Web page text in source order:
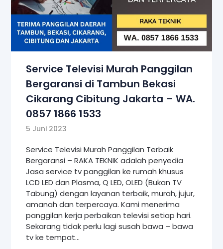
Service Televisi Murah Panggilan
Bergaransi di Tambun Bekasi
Cikarang Cibitung Jakarta – WA.
0857 1866 1533
5 Juni 2023
Service Televisi Murah Panggilan Terbaik
Bergaransi – RAKA TEKNIK adalah penyedia
Jasa service tv panggilan ke rumah khusus
LCD LED dan Plasma, Q LED, OLED (Bukan TV
Tabung) dengan layanan terbaik, murah, jujur,
amanah dan terpercaya. Kami menerima
panggilan kerja perbaikan televisi setiap hari.
Sekarang tidak perlu lagi susah bawa – bawa
tv ke tempat…